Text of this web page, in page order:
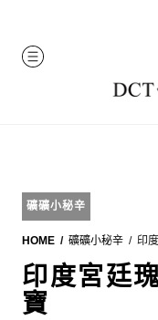
content
MENU
礦礦小秘辛
HOME 礦礦小秘辛 印
印度宮廷
寶